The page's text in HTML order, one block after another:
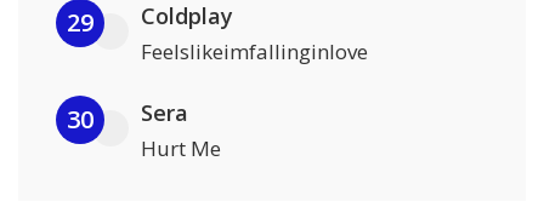
29 Coldplay
Feelslikeimfallinginlove
30 Sera
Hurt Me